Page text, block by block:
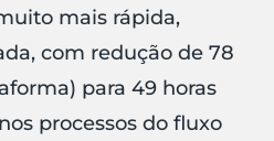
mais rápida,
com redução de 78
para 49 horas
processos do fluxo